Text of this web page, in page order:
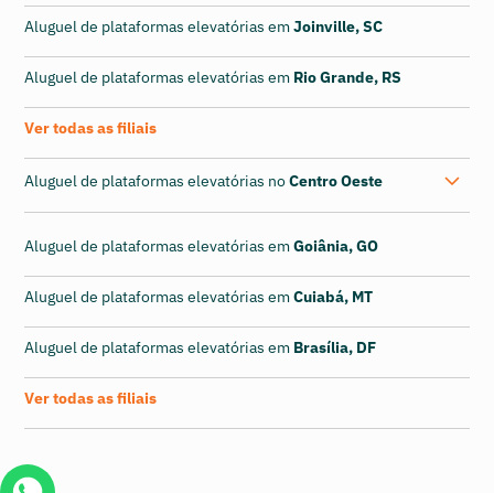
Aluguel de plataformas elevatórias emJoinville, SC
Aluguel de plataformas elevatórias em Rio Grande, RS
Ver todas as filiais
Aluguel de plataformas elevatórias noCentro Oeste
Aluguel de plataformas elevatórias emGoiânia, GO
Aluguel de plataformas elevatórias emCuiabá, MT
Aluguel de plataformas elevatórias em Brasília, DF
Ver todas as filiais